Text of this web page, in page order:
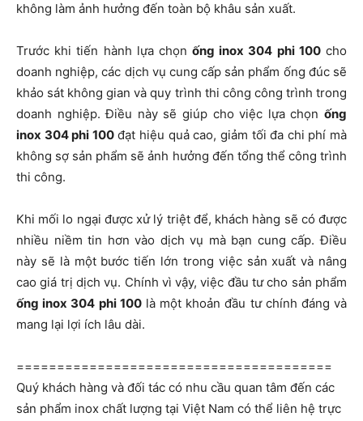
không làm ảnh hưởng đến toàn bộ khâu sản xuất.
Trước khi tiến hành lựa chọnống inox 304 phi 100cho
doanh nghiệp, các dịch vụ cung cấp sản phẩm ống đúc sẽ
khảo sát không gian và quy trình thi công công trình trong
doanh nghiệp. Điều này sẽ giúp cho việc lựa chọn ống
inox 304 phi 100đạt hiệu quả cao, giảm tối đa chi phí mà
không sợ sản phẩm sẽ ảnh hưởng đến tổng thể công trình
thi công.
Khi mối lo ngại được xử lý triệt để, khách hàng sẽ có được
nhiều niềm tin hơn vào dịch vụ mà bạn cung cấp. Điều
này sẽ là một bước tiến lớn trong việc sản xuất và nâng
cao giá trị dịch vụ. Chính vì vậy, việc đầu tư cho sản phẩm
ống inox 304 phi 100là một khoản đầu tư chính đáng và
mang lại lợi ích lâu dài.
=======================================
Quý khách hàng và đối tác có nhu cầu quan tâm đến các
sản phẩm inox chất lượng tại Việt Nam có thể liên hệ trực